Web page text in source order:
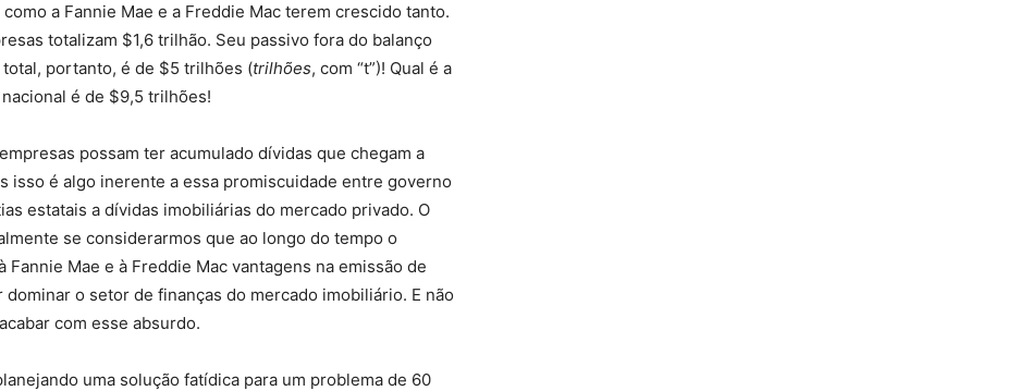
a Fannie Mae e a Freddie Mac terem crescido tanto.
totalizam $1,6 trilhão. Seu passivo fora do balanço
portanto, é de $5 trilhões (trilhões, com “t”)! Qual é a
é de $9,5 trilhões!
possam ter acumulado dívidas que chegam a
isso é algo inerente a essa promiscuidade entre governo
estatais a dívidas imobiliárias do mercado privado. O
se considerarmos que ao longo do tempo o
Fannie Mae e à Freddie Mac vantagens na emissão de
o setor de finanças do mercado imobiliário. E não
com esse absurdo.
uma solução fatídica para um problema de 60